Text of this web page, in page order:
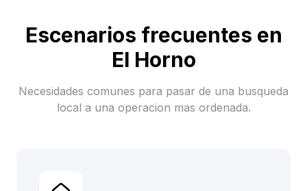
Escenarios frecuentes en
El Horno
Necesidades comunes para pasar de una busqueda
local a una operacion mas ordenada.